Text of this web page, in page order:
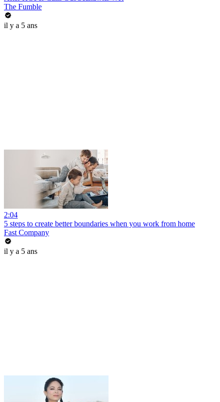
The Fumble
il y a 5 ans
2:04
5 steps to create better boundaries when you work from home
Fast Company
il y a 5 ans